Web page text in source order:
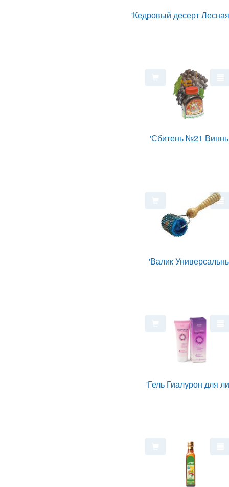
'Кедровый десерт
'Сбитень №21
'Валик
'Гель Гиалурон для